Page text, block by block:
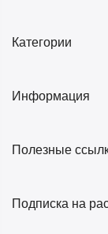
Категории
Информация
Полезные
Подписка на